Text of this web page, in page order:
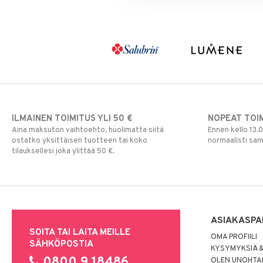
ILMAINEN TOIMITUS YLI 50 €
Aina maksuton vaihtoehto, huolimatta siitä
ostatko yksittäisen tuotteen tai koko
tilauksellesi joka ylittää 50 €.
NOPEAT
Ennen kello
normaalisti
SOITA TAI LAITA MEILLE
SÄHKÖPOSTIA
OMA PROFIILI
KYSYMYKSIÄ
OLEN